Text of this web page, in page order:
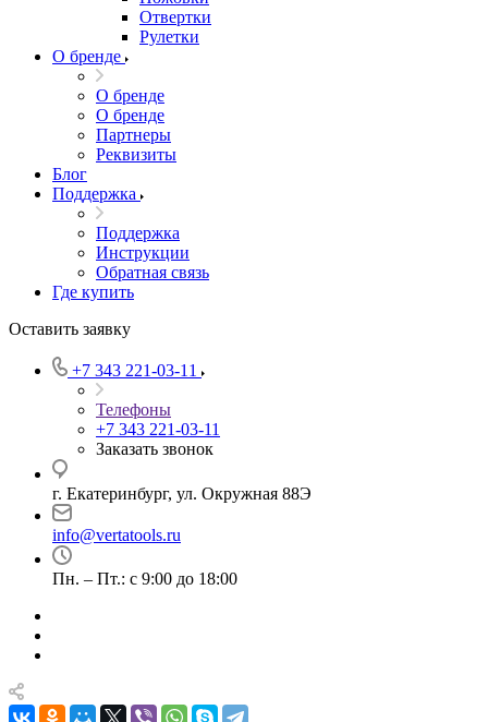
Отвертки
Рулетки
О бренде
О бренде
О бренде
Партнеры
Реквизиты
Блог
Поддержка
Поддержка
Инструкции
Обратная связь
Где купить
Оставить заявку
+7 343 221-03-11
Телефоны
+7 343 221-03-11
Заказать звонок
г. Екатеринбург, ул. Окружная 88Э
info@vertatools.ru
Пн. – Пт.: с 9:00 до 18:00